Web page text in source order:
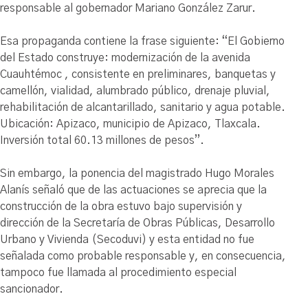
responsable al gobernador Mariano González Zarur.
Esa propaganda contiene la frase siguiente: “El Gobierno
del Estado construye: modernización de la avenida
Cuauhtémoc , consistente en preliminares, banquetas y
camellón, vialidad, alumbrado público, drenaje pluvial,
rehabilitación de alcantarillado, sanitario y agua potable.
Ubicación: Apizaco, municipio de Apizaco, Tlaxcala.
Inversión total 60.13 millones de pesos”.
Sin embargo, la ponencia del magistrado Hugo Morales
Alanís señaló que de las actuaciones se aprecia que la
construcción de la obra estuvo bajo supervisión y
dirección de la Secretaría de Obras Públicas, Desarrollo
Urbano y Vivienda (Secoduvi) y esta entidad no fue
señalada como probable responsable y, en consecuencia,
tampoco fue llamada al procedimiento especial
sancionador.